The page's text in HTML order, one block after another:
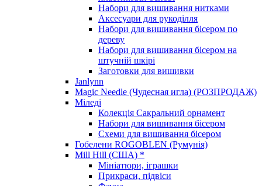
Набори для вишивання нитками
Аксесуари для рукоділля
Набори для вишивання бісером по
дереву
Набори для вишивання бісером на
штучній шкірі
Заготовки для вишивки
Janlynn
Magic Needle (Чудесная игла) (РОЗПРОДАЖ)
Міледі
Колекція Сакральний орнамент
Набори для вишивання бісером
Схеми для вишивання бісером
Гобелени ROGOBLEN (Румунія)
Mill Hill (США) *
Мініатюри, іграшки
Прикраси, підвіси